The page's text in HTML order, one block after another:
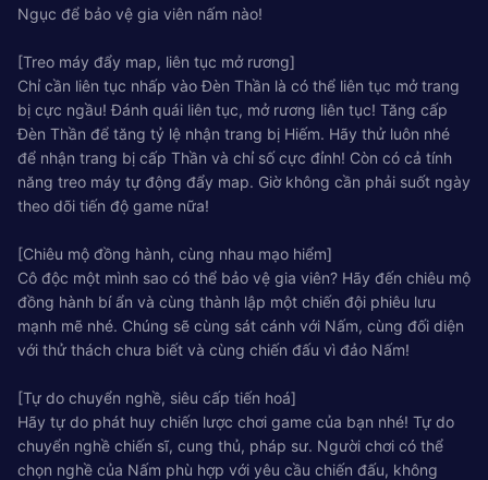
Ngục để bảo vệ gia viên nấm nào!
[Treo máy đẩy map, liên tục mở rương]
Chỉ cần liên tục nhấp vào Đèn Thần là có thể liên tục mở trang
bị cực ngầu! Đánh quái liên tục, mở rương liên tục! Tăng cấp
Đèn Thần để tăng tỷ lệ nhận trang bị Hiếm. Hãy thử luôn nhé
để nhận trang bị cấp Thần và chỉ số cực đỉnh! Còn có cả tính
năng treo máy tự động đẩy map. Giờ không cần phải suốt ngày
theo dõi tiến độ game nữa!
[Chiêu mộ đồng hành, cùng nhau mạo hiểm]
Cô độc một mình sao có thể bảo vệ gia viên? Hãy đến chiêu mộ
đồng hành bí ẩn và cùng thành lập một chiến đội phiêu lưu
mạnh mẽ nhé. Chúng sẽ cùng sát cánh với Nấm, cùng đối diện
với thử thách chưa biết và cùng chiến đấu vì đảo Nấm!
[Tự do chuyển nghề, siêu cấp tiến hoá]
Hãy tự do phát huy chiến lược chơi game của bạn nhé! Tự do
chuyển nghề chiến sĩ, cung thủ, pháp sư. Người chơi có thể
chọn nghề của Nấm phù hợp với yêu cầu chiến đấu, không